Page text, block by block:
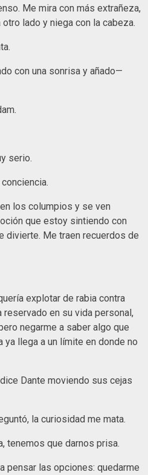
Me mira con más extrañeza,
lado y niega con la cabeza.
con una sonrisa y añado—
.
serio.
los columpios y se ven
que estoy sintiendo con
divierte. Me traen recuerdos de
explotar de rabia contra
reservado en su vida personal,
negarme a saber algo que
ya llega a un límite en donde no
Dante moviendo sus cejas
la curiosidad me mata.
tenemos que darnos prisa.
pensar las opciones: quedarme